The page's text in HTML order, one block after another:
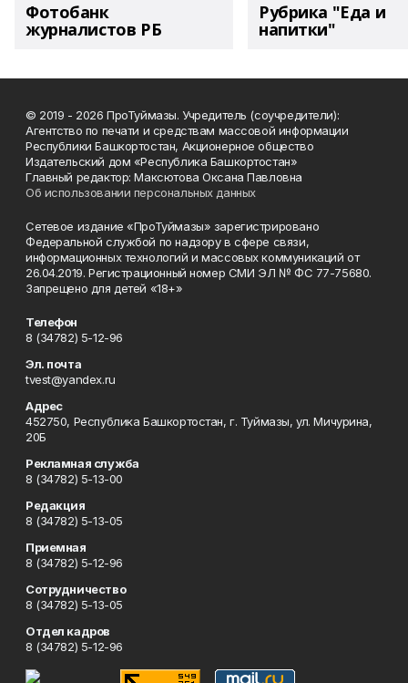
Фотобанк
журналистов РБ
Рубрика "Еда и
напитки"
© 2019 - 2026 ПроТуймазы. Учредитель (соучредители):
Агентство по печати и средствам массовой информации
Республики Башкортостан, Акционерное общество
Издательский дом «Республика Башкортостан»
Главный редактор: Максютова Оксана Павловна
Об использовании персональных данных
Сетевое издание «ПроТуймазы» зарегистрировано
Федеральной службой по надзору в сфере связи,
информационных технологий и массовых коммуникаций от
26.04.2019. Регистрационный номер СМИ ЭЛ № ФС 77-75680.
Запрещено для детей «18+»
Телефон
8 (34782) 5-12-96
Эл. почта
tvest@yandex.ru
Адрес
452750, Республика Башкортостан, г. Туймазы, ул. Мичурина,
20Б
Рекламная служба
8 (34782) 5-13-00
Редакция
8 (34782) 5-13-05
Приемная
8 (34782) 5-12-96
Сотрудничество
8 (34782) 5-13-05
Отдел кадров
8 (34782) 5-12-96